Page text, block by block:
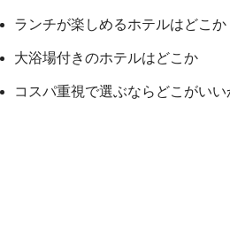
ランチが楽しめるホテルはどこか
大浴場付きのホテルはどこか
コスパ重視で選ぶならどこがいい